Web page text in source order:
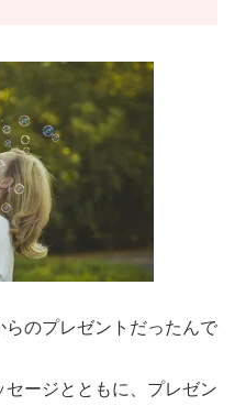
のプレゼントだったんで
セージとともに、プレゼン